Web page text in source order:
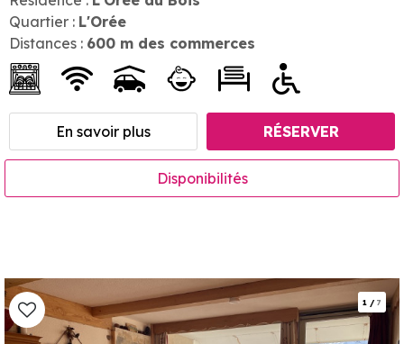
Quartier : L'Orée
Distances : 600 m des commerces
En savoir plus RÉSERVER
Disponibilités
1 / 7